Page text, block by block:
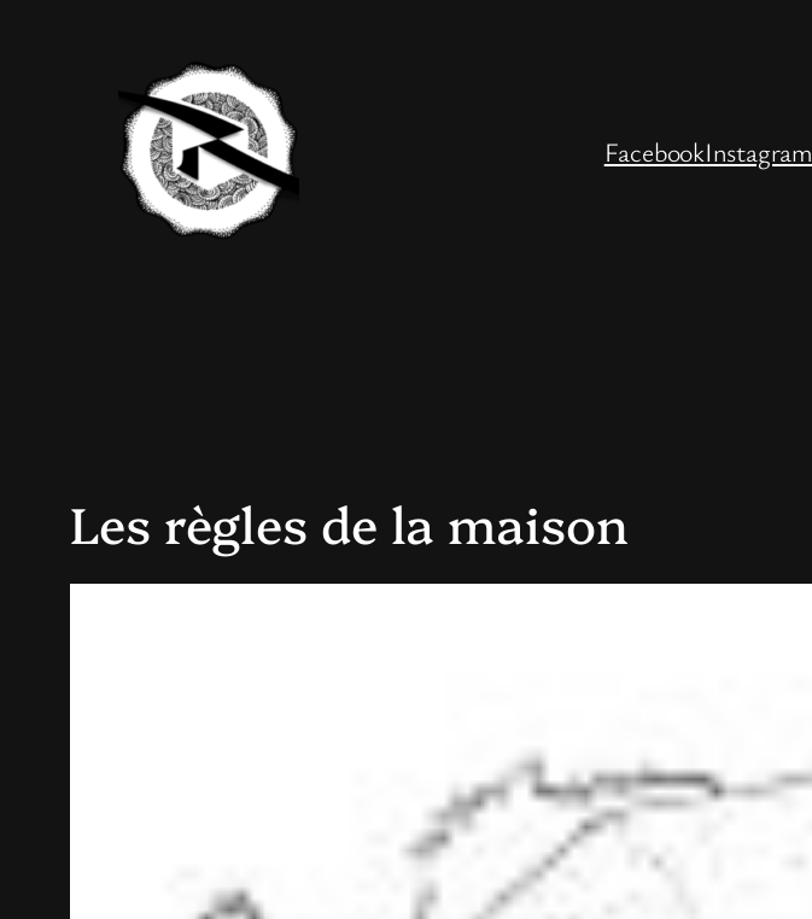
FacebookInstagram
Les règles de la maison